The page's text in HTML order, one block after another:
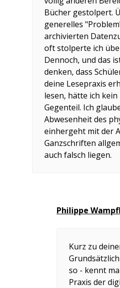
Bücher gestolpert.
generelles
archivierten
oft stolperte ich
Dennoch, und das
denken, dass
deine Lesepraxis
lesen, hätte ich
Gegenteil. Ich
Abwesenheit des
einhergeht mit der
Ganzschriften
auch falsch liegen.
Philippe
Kurz zu
so - kennt
Praxis der